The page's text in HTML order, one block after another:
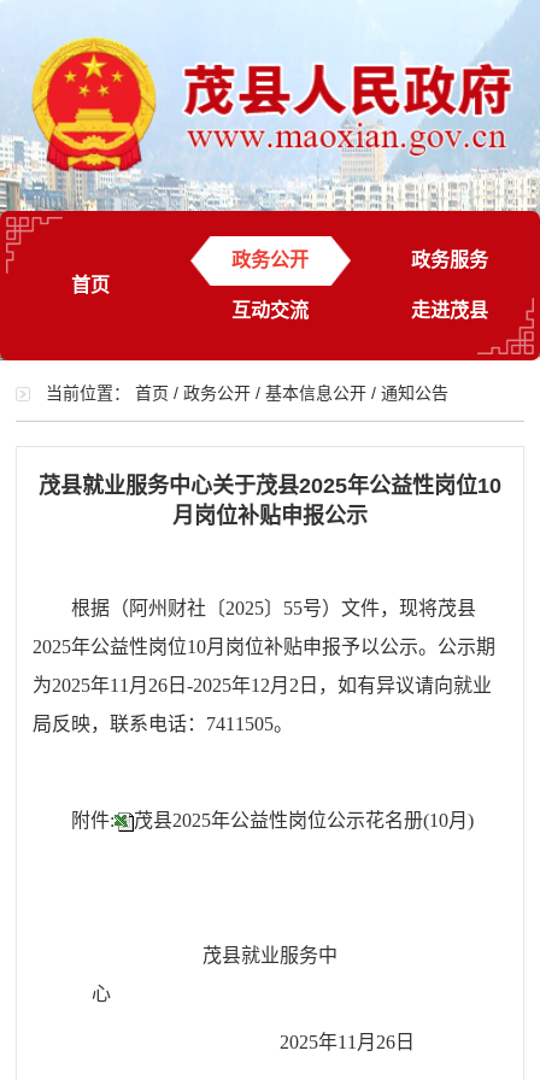
首页
政务公开 政务服务
互动交流 走进茂县
当前位置：首页 /政务公开 /基本信息公开 /通知公告
茂县就业服务中心关于茂县2025年公益性岗位10
月岗位补贴申报公示
根据 （ 阿州 财社 〔2025〕 55号）文件，现将茂县
2025年公益性岗位10月岗位补贴申报予以公示。公示期
为2025年11 月 26 日-2025年12月 2 日，如有异议请向就业
局反映，联系电话： 7411505。
附件: 茂县2025年公益性岗位公示花名册(10月)
茂县就业服务中
心
2025年11 月 26日